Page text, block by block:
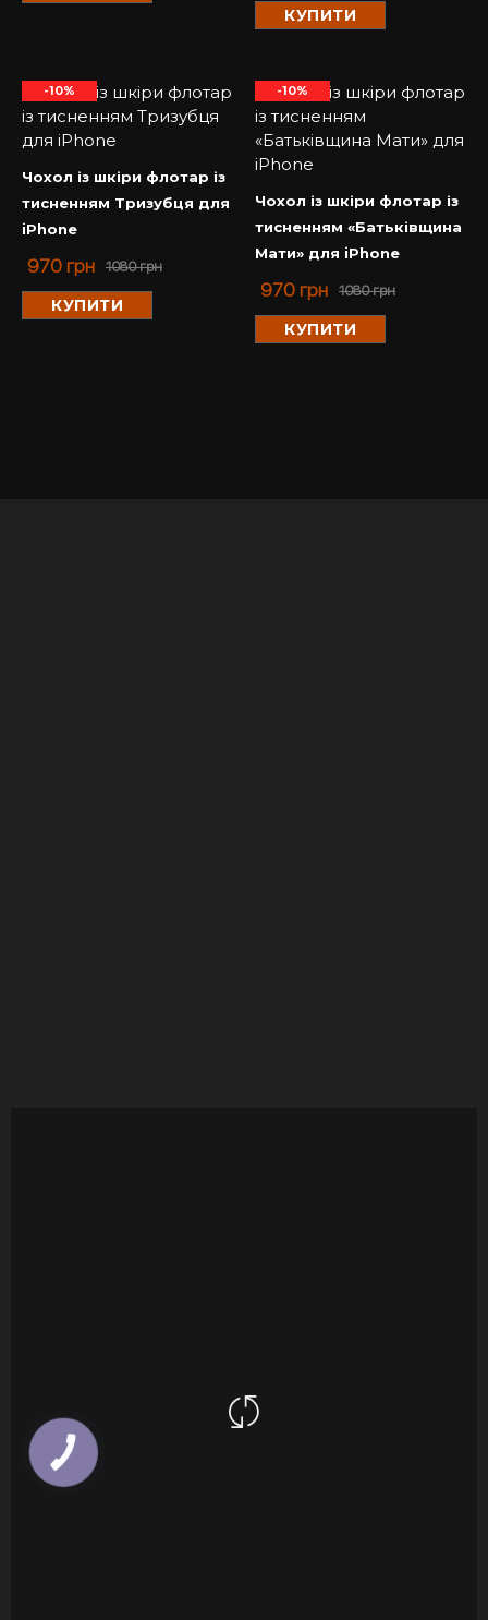
КУПИТИ
-10%
Чохол із шкіри флотар із
тисненням Тризубця для
iPhone
1080грн
970 грн
КУПИТИ
-10%
Чохол із шкіри флотар із
тисненням «Батьківщина
Мати» для iPhone
1080грн
970 грн
КУПИТИ
КНОПКА
ЗВ'ЯЗКУ